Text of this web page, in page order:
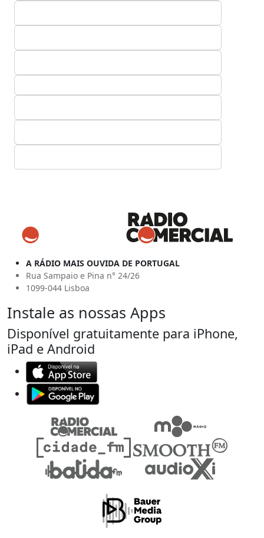
A RÁDIO MAIS OUVIDA DE PORTUGAL
Rua Sampaio e Pina n° 24/26
1099-044 Lisboa
Instale as nossas Apps
Disponível gratuitamente para iPhone,
iPad e Android